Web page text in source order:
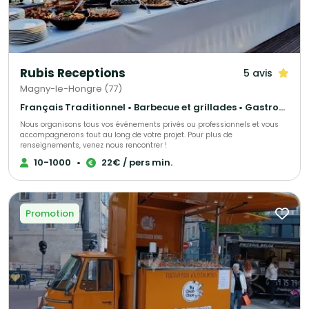
Rubis Receptions 5 avis
Magny-le-Hongre (77)
Français Traditionnel • Barbecue et grillades • Gastronomique
Nous organisons tous vos événements privés ou professionnels et vous
accompagnerons tout au long de votre projet. Pour plus de
renseignements, venez nous rencontrer !
10-1000 • 22€ / pers min.
Promotion